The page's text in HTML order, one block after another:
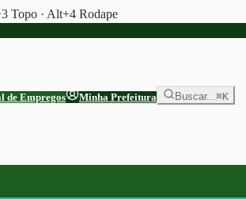
Topo · Alt+4 Rodape
de Empregos Minha Prefeitura Buscar...⌘K